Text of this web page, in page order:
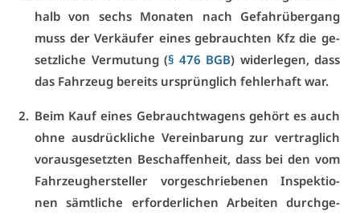
halb von sechs Mo­na­ten nach Ge­fahr­über­gang
muss der Ver­käu­fer ei­nes ge­brauch­ten Kfz die ge­
setz­li­che Ver­mu­tung (§ 476 BGB) wi­der­le­gen, dass
das Fahr­zeug be­reits ur­sprüng­lich feh­ler­haft war.
Beim Kauf ei­nes Ge­braucht­wa­gens ge­hört es auch
oh­ne aus­drück­li­che Ver­ein­ba­rung zur ver­trag­lich
vor­aus­ge­setz­ten Be­schaf­fen­heit, dass bei den vom
Fahr­zeug­her­stel­ler vor­ge­schrie­be­nen In­spek­tio­
nen sämt­li­che er­for­der­li­chen Ar­bei­ten durch­ge­